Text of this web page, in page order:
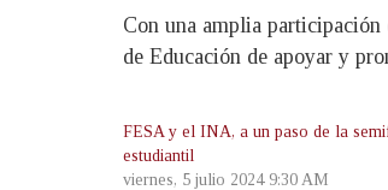
Con una amplia
de Educación de apoyar y
FESA y el INA, a un paso de la
estudiantil
viernes, 5 julio 2024 9:30 AM